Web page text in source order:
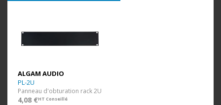
ALGAM AUDIO
PL-2U
Panneau d'obturation rack 2U
4,08 €HT Conseillé